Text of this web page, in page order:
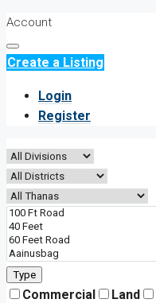
Account
Create a Listing
Login
Register
Type
Commercial Land